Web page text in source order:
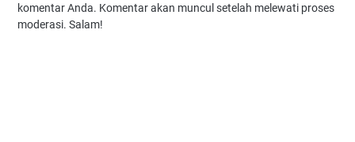
komentar Anda. Komentar akan muncul setelah melewati proses
moderasi. Salam!